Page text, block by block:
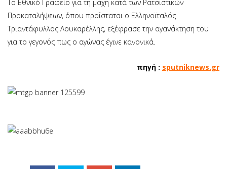
Το Εθνικό Γραφείο για τη μάχη κατά των Ρατσιστικών
Προκαταλήψεων, όπου προΐσταται ο Ελληνοϊταλός
Τριαντάφυλλος Λουκαρέλλης, εξέφρασε την αγανάκτηση του
για το γεγονός πως ο αγώνας έγινε κανονικά.
πηγή : sputniknews.gr